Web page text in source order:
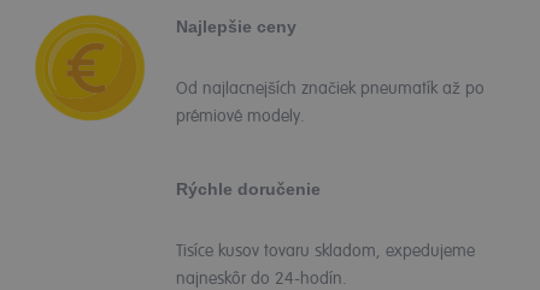
Najlepšie ceny
Od najlacnejších značiek pneumatík až po
prémiové modely.
Rýchle doručenie
Tisíce kusov tovaru skladom, expedujeme
najneskôr do 24-hodín.